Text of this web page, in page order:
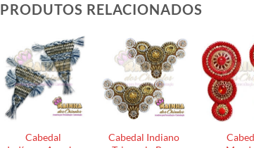
PRODUTOS RELACIONADOS
Cabedal
Cabedal Indiano